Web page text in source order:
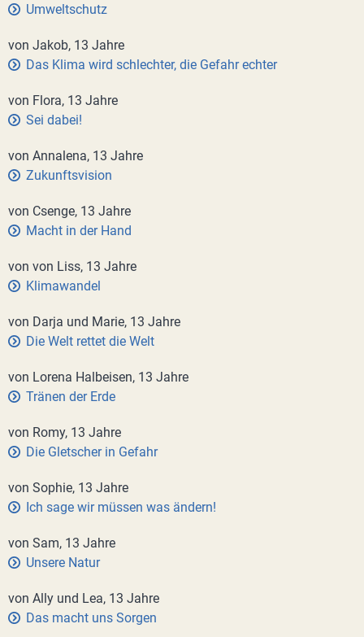
Umweltschutz
von Jakob, 13 Jahre
Das Klima wird schlechter, die Gefahr echter
von Flora, 13 Jahre
Sei dabei!
von Annalena, 13 Jahre
Zukunftsvision
von Csenge, 13 Jahre
Macht in der Hand
von von Liss, 13 Jahre
Klimawandel
von Darja und Marie, 13 Jahre
Die Welt rettet die Welt
von Lorena Halbeisen, 13 Jahre
Tränen der Erde
von Romy, 13 Jahre
Die Gletscher in Gefahr
von Sophie, 13 Jahre
Ich sage wir müssen was ändern!
von Sam, 13 Jahre
Unsere Natur
von Ally und Lea, 13 Jahre
Das macht uns Sorgen